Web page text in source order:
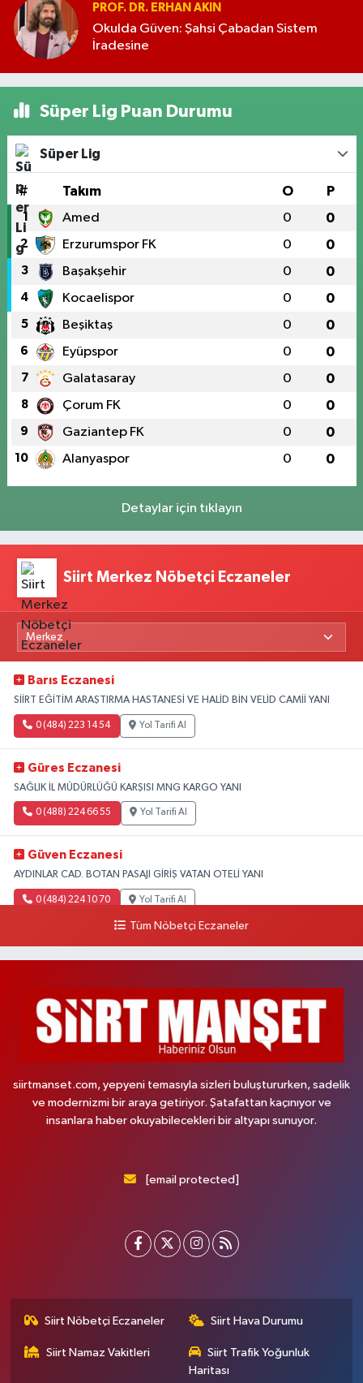
PROF. DR. ERHAN AKIN
Okulda Güven: Şahsi Çabadan Sistem
İradesine
Süper Lig Puan Durumu
Süper Lig
# Takım O P
1 Amed 0 0
2 Erzurumspor FK 0 0
3 Başakşehir 0 0
4 Kocaelispor 0 0
5 Beşiktaş 0 0
6 Eyüpspor 0 0
7 Galatasaray 0 0
8 Çorum FK 0 0
9 Gaziantep FK 0 0
10 Alanyaspor 0 0
Detaylar için tıklayın
Siirt Merkez Nöbetçi Eczaneler
Barıs Eczanesi
SİİRT EĞİTİM ARAŞTIRMA HASTANESİ VE HALİD BİN VELİD CAMİİ YANI
0 (484) 223 14 54 Yol Tarifi Al
Güres Eczanesi
SAĞLIK İL MÜDÜRLÜĞÜ KARŞISI MNG KARGO YANI
0 (488) 224 66 55 Yol Tarifi Al
Güven Eczanesi
AYDINLAR CAD. BOTAN PASAJI GİRİŞ VATAN OTELİ YANI
0 (484) 224 10 70 Yol Tarifi Al
Tüm Nöbetçi Eczaneler
siirtmanset.com, yepyeni temasıyla sizleri buluştururken, sadelik
ve modernizmi bir araya getiriyor. Şatafattan kaçınıyor ve
insanlara haber okuyabilecekleri bir altyapı sunuyor.
[email protected]
Siirt Nöbetçi Eczaneler Siirt Hava Durumu
Siirt Namaz Vakitleri
Siirt Trafik Yoğunluk
Haritası